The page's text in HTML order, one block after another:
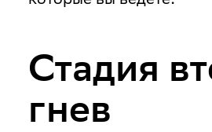
Стадия
гнев